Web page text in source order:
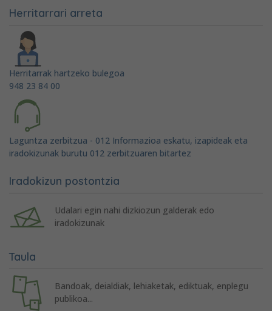
Herritarrari arreta
Herritarrak hartzeko bulegoa
948 23 84 00
Laguntza zerbitzua - 012 Informazioa eskatu, izapideak eta
iradokizunak burutu 012 zerbitzuaren bitartez
Iradokizun postontzia
Udalari egin nahi dizkiozun galderak edo
iradokizunak
Taula
Bandoak, deialdiak, lehiaketak, ediktuak, enplegu
publikoa...